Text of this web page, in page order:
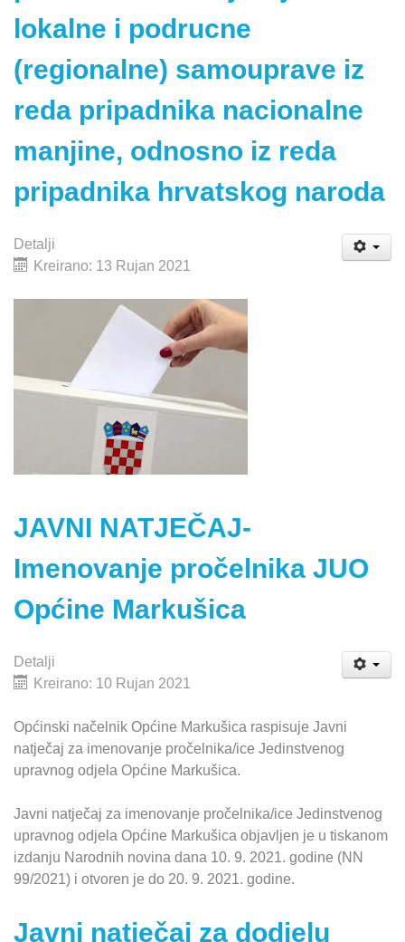
lokalne i podrucne
(regionalne) samouprave iz
reda pripadnika nacionalne
manjine, odnosno iz reda
pripadnika hrvatskog naroda
Detalji
Kreirano: 13 Rujan 2021
JAVNI NATJEČAJ-
Imenovanje pročelnika JUO
Općine Markušica
Detalji
Kreirano: 10 Rujan 2021
Općinski načelnik Općine Markušica raspisuje Javni
natječaj za imenovanje pročelnika/ice Jedinstvenog
upravnog odjela Općine Markušica.
Javni natječaj za imenovanje pročelnika/ice Jedinstvenog
upravnog odjela Općine Markušica objavljen je u tiskanom
izdanju Narodnih novina dana 10. 9. 2021. godine (NN
99/2021) i otvoren je do 20. 9. 2021. godine.
Javni natječaj za dodjelu